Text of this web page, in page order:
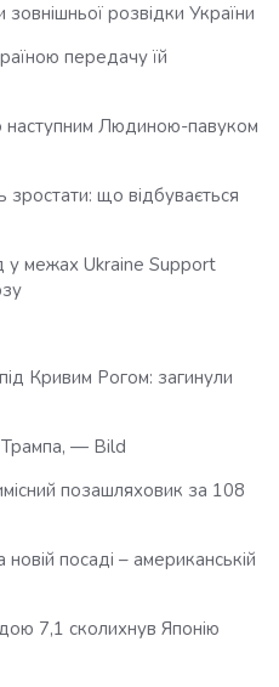
розвідки України
передачу їй
Людиною-павуком
що відбувається
у межах Ukraine Support
Кривим Рогом: загинули
— Bild
позашляховик за 108
посаді – американській
7,1 сколихнув Японію